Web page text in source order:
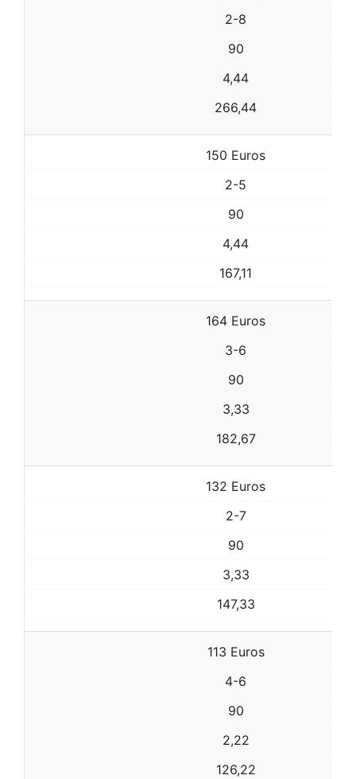
2-8
90
4,44
266,44
150 Euros
2-5
90
4,44
167,11
164 Euros
3-6
90
3,33
182,67
132 Euros
2-7
90
3,33
147,33
113 Euros
4-6
90
2,22
126,22